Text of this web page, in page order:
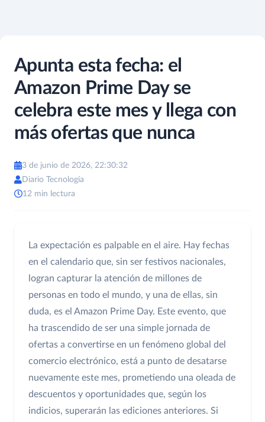
Apunta esta fecha: el
Amazon Prime Day se
celebra este mes y llega con
más ofertas que nunca
3 de junio de 2026, 22:30:32
Diario Tecnología
12 min lectura
La expectación es palpable en el aire. Hay fechas
en el calendario que, sin ser festivos nacionales,
logran capturar la atención de millones de
personas en todo el mundo, y una de ellas, sin
duda, es el Amazon Prime Day. Este evento, que
ha trascendido de ser una simple jornada de
ofertas a convertirse en un fenómeno global del
comercio electrónico, está a punto de desatarse
nuevamente este mes, prometiendo una oleada de
descuentos y oportunidades que, según los
indicios, superarán las ediciones anteriores. Si